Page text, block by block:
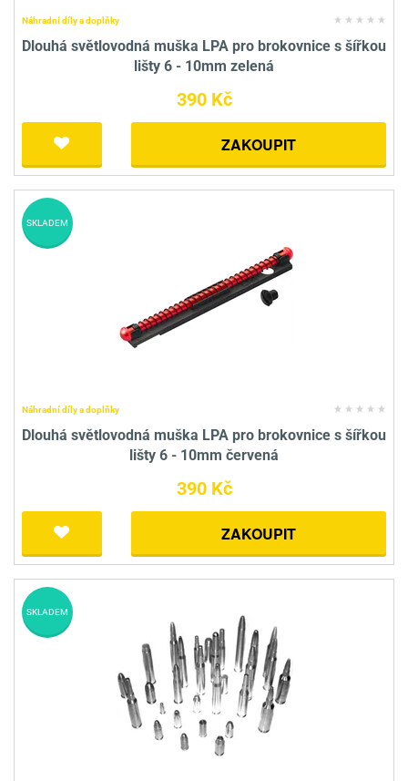
Náhradní díly a doplňky
Dlouhá světlovodná muška LPA pro brokovnice s šířkou
lišty 6 - 10mm zelená
390 Kč
ZAKOUPIT
Náhradní díly a doplňky
Dlouhá světlovodná muška LPA pro brokovnice s šířkou
lišty 6 - 10mm červená
390 Kč
ZAKOUPIT
SKLADEM
SKLADEM